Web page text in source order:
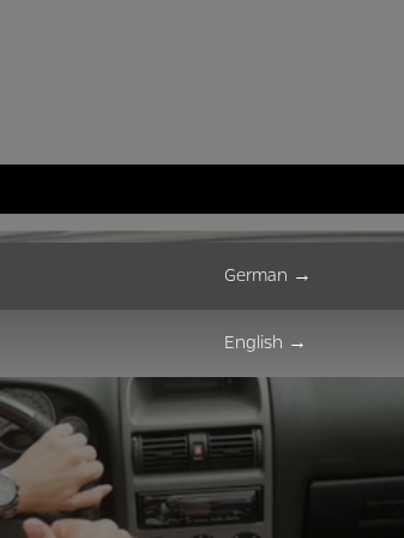
German →
English →